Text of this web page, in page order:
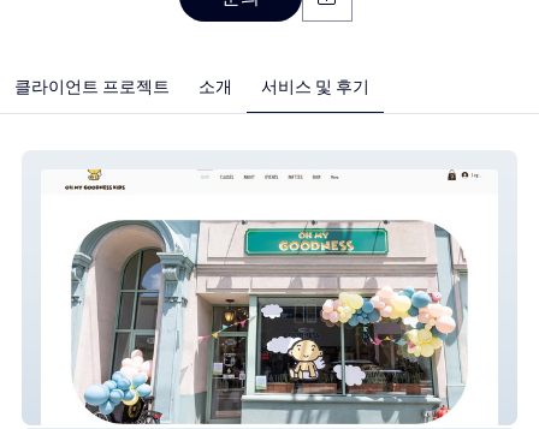
클라이언트 프로젝트 소개 서비스 및 후기
Oh My Goodness PW